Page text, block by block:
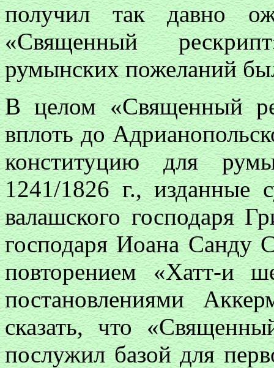
получил так давно
«Священный
румынских пожеланий
В целом «Священный
вплоть до
конституцию для
1241/1826 г.,
валашского господаря
господаря Иоана Санду
повторением «Хатт-и
постановлениями
сказать, что
послужил базой для